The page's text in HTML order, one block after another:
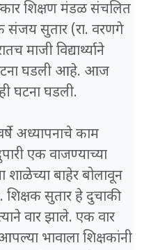
शिक्षण मंडळ संचलित
संजय सुतार (रा. वरणगे
माजी विद्यार्थ्याने
घडली आहे. आज
घटना घडली.
अध्यापनाचे काम
एक वाजण्याच्या
शाळेच्या बाहेर बोलावून
शिक्षक सुतार हे दुचाकी
वार झाले. एक वार
भावाला शिक्षकांनी